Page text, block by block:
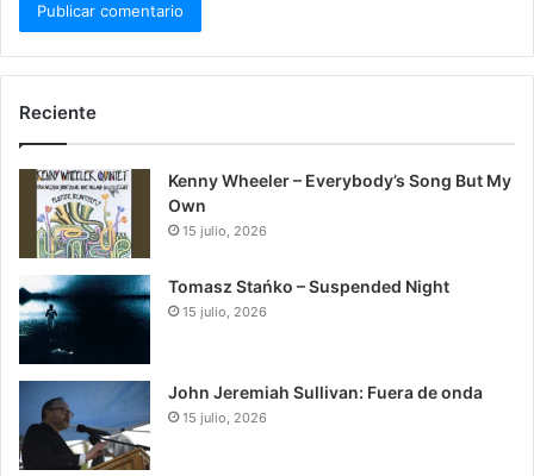
Reciente
Kenny Wheeler – Everybody’s Song But My
Own
15 julio, 2026
Tomasz Stańko – Suspended Night
15 julio, 2026
John Jeremiah Sullivan: Fuera de onda
15 julio, 2026